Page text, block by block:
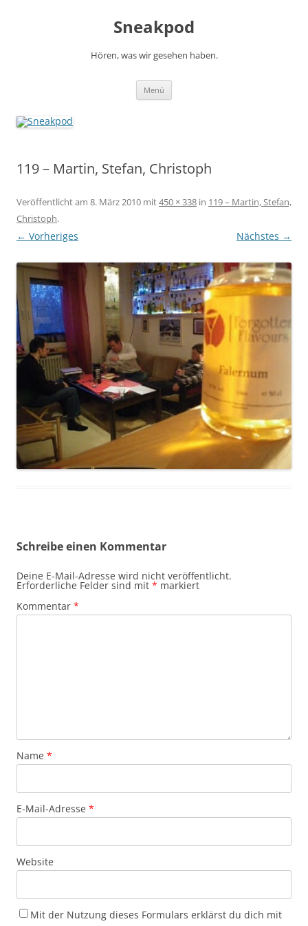
Sneakpod
Hören, was wir gesehen haben.
Menü
119 – Martin, Stefan, Christoph
Veröffentlicht am 8. März 2010 mit450 × 338 in 119 – Martin, Stefan,
Christoph.
← Vorheriges Nächstes →
Schreibe einen Kommentar
Deine E-Mail-Adresse wird nicht veröffentlicht.
Erforderliche Felder sind mit * markiert
Kommentar *
Name *
E-Mail-Adresse *
Website
Mit der Nutzung dieses Formulars erklärst du dich mit